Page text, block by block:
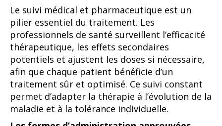
Le suivi médical et pharmaceutique est un
pilier essentiel du traitement. Les
professionnels de santé surveillent l’efficacité
thérapeutique, les effets secondaires
potentiels et ajustent les doses si nécessaire,
afin que chaque patient bénéficie d’un
traitement sûr et optimisé. Ce suivi constant
permet d’adapter la thérapie à l’évolution de la
maladie et à la tolérance individuelle.